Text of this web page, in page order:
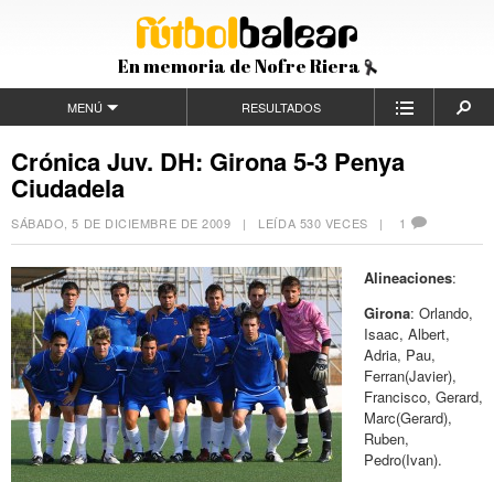
En memoria de Nofre Riera
MENÚ RESULTADOS
Crónica Juv. DH: Girona 5-3 Penya
Ciudadela
SÁBADO, 5 DE DICIEMBRE DE 2009 | LEÍDA 530 VECES | 1
Alineaciones:
Girona: Orlando,
Isaac, Albert,
Adria, Pau,
Ferran(Javier),
Francisco, Gerard,
Marc(Gerard),
Ruben,
Pedro(Ivan).